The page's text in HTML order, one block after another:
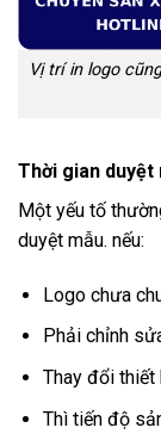
Vị trí in logo
Thời gian duyệt
Một yếu tố
duyệt mẫu. nếu:
Logo chưa
Phải chỉnh
Thay đổi
Thì tiến độ